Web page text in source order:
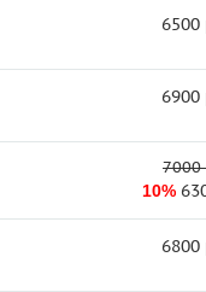
6500
6900
7000
10%
6800